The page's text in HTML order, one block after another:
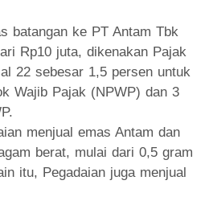
batangan ke PT Antam Tbk
Rp10 juta, dikenakan Pajak
22 sebesar 1,5 persen untuk
Wajib Pajak (NPWP) dan 3
menjual emas Antam dan
berat, mulai dari 0,5 gram
itu, Pegadaian juga menjual